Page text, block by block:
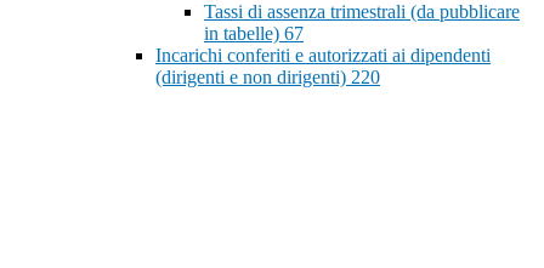
Tassi di assenza trimestrali (da pubblicare
in tabelle) 67
Incarichi conferiti e autorizzati ai dipendenti
(dirigenti e non dirigenti) 220